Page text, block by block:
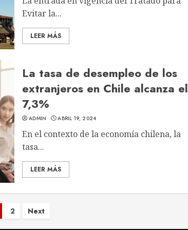
Evitar la...
LEER MÁS
La tasa de desempleo de los
extranjeros en Chile alcanza el
7,3%
ADMIN ABRIL 19, 2024
En el contexto de la economía chilena, la
tasa...
LEER MÁS
2 Next